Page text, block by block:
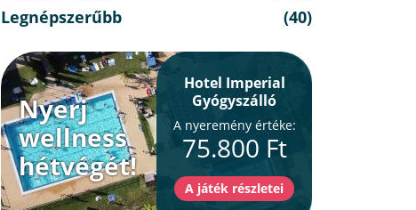
Legnépszerűbb
(40)
Nyerj
wellness
hétvégét!
Hotel Imperial
Gyógyszálló
A nyeremény értéke:
75.800 Ft